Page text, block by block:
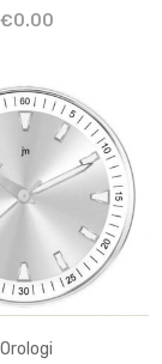
€0.00
Orologi